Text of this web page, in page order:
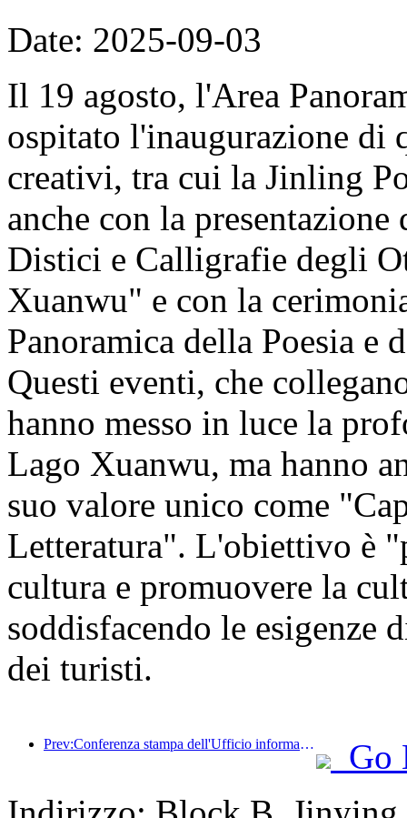
Date: 2025-09-03
Il 19 agosto, l'Area
ospitato l'inaugurazione di
creativi, tra cui la Jinling
anche con la
Distici e Calligrafie degli
Xuanwu" e con la
Panoramica della Poesia e
Questi eventi, che
hanno messo in luce la
Lago Xuanwu, ma hanno
suo valore unico come
Letteratura". L'obiettivo è
cultura e promuovere la
soddisfacendo le esigenze
dei turisti.
Prev:Conferenza stampa dell'Ufficio informazioni del Consiglio di Stato: Attualmente, nel mio Paese ci sono 28 porti di frontiera in grado di fornire servizi turistici con guida autonoma
Go